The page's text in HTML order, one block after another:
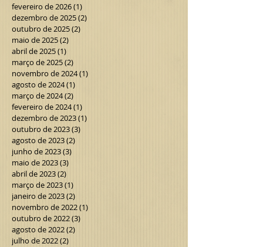
fevereiro de 2026(1)
dezembro de 2025(2)
outubro de 2025(2)
maio de 2025(2)
abril de 2025(1)
março de 2025(2)
novembro de 2024(1)
agosto de 2024(1)
março de 2024(2)
fevereiro de 2024(1)
dezembro de 2023(1)
outubro de 2023(3)
agosto de 2023(2)
junho de 2023(3)
maio de 2023(3)
abril de 2023(2)
março de 2023(1)
janeiro de 2023(2)
novembro de 2022(1)
outubro de 2022(3)
agosto de 2022(2)
julho de 2022(2)